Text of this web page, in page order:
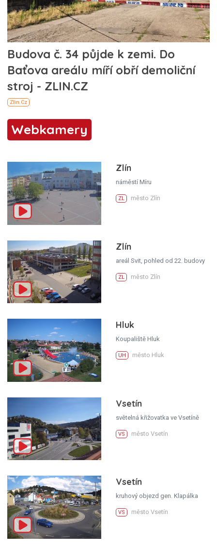
Webkamery
Zlín
náměstí Míru
ZL město Zlín
Zlín
areál Svit, pohled od 22. budovy
ZL město Zlín
Hluk
Koupaliště Hluk
UH město Hluk
Vsetín
světelná křižovatka ve Vsetíně
VS město Vsetín
Vsetín
kruhový objezd gen. Klapálka
VS město Vsetín